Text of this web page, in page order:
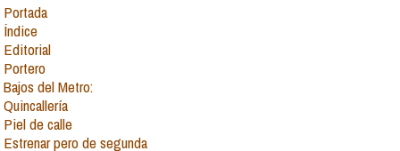
Portada
Índice
Editorial
Portero
Bajos del Metro:
Quincallería
Piel de calle
Estrenar pero de segunda